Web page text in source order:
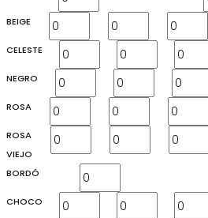
BEIGE
CELESTE
NEGRO
ROSA
ROSA
VIEJO
BORDÓ
CHOCO